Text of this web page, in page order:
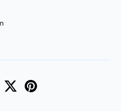
to CodeInFaith's YouTube
Go to CodeInFaith's Twitter
Go to CodeInFaith's